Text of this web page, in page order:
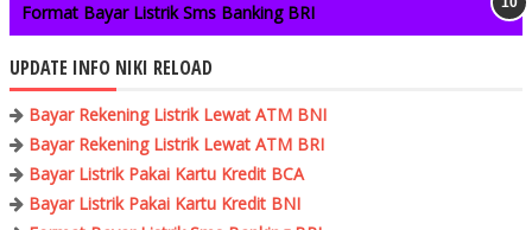
Format Bayar Listrik Sms Banking BRI
UPDATE INFO NIKI RELOAD
Bayar Rekening Listrik Lewat ATM BNI
Bayar Rekening Listrik Lewat ATM BRI
Bayar Listrik Pakai Kartu Kredit BCA
Bayar Listrik Pakai Kartu Kredit BNI